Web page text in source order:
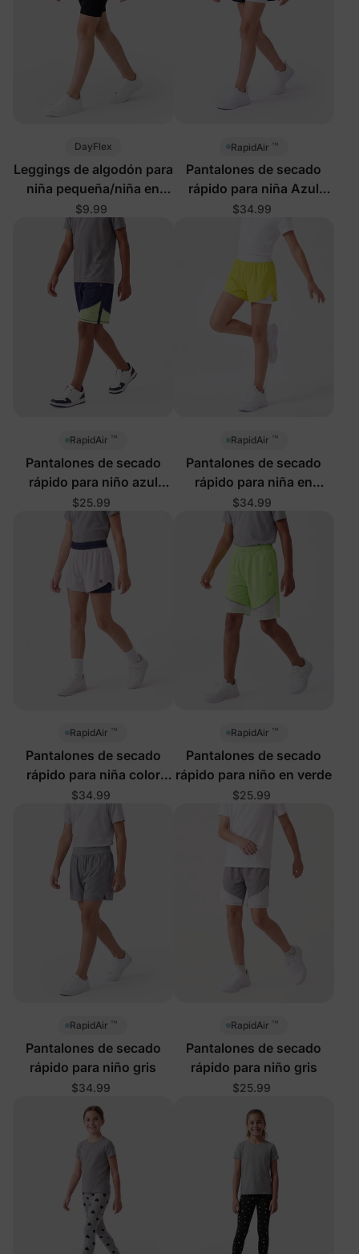
DayFlex
Leggings de algodón para
niña pequeña/niña en
negro
$9.99
RapidAir ™
Pantalones de secado
rápido para niña Azul
profundo
$34.99
RapidAir ™
Pantalones de secado
rápido para niño azul
profundo
$25.99
RapidAir ™
Pantalones de secado
rápido para niña en
amarillo
$34.99
RapidAir ™
Pantalones de secado
rápido para niña color
púrpura claro
$34.99
RapidAir ™
Pantalones de secado
rápido para niño en verde
$25.99
RapidAir ™
Pantalones de secado
rápido para niño gris
$34.99
RapidAir ™
Pantalones de secado
rápido para niño gris
$25.99